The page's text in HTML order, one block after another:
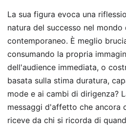
La sua figura evoca una
natura del successo nel
contemporaneo. È meglio
consumando la propria
dell'audience immediata, o
basata sulla stima duratura,
mode e ai cambi di dirigenza?
messaggi d'affetto che ancora
riceve da chi si ricorda di